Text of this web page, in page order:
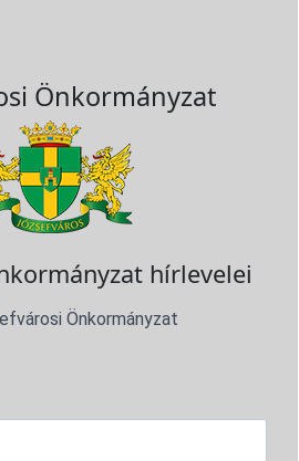
Önkormányzat
hírlevelei
Önkormányzat